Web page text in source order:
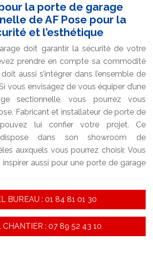
la porte de garage
de AF Pose pour la
et l’esthétique
doit garantir la sécurité de votre
prendre en compte sa commodité
doit aussi s’intégrer dans l’ensemble de
vous envisagez de vous équiper d’une
sectionnelle, vous pourrez vous
Fabricant et installateur de porte de
lui confier votre projet. Ce
dispose dans son showroom de
auxquels vous pourrez choisir. Vous
aussi pour une porte de garage
BUREAU : 01 84 81 01 30
CHANTIER : 07 89 52 43 10